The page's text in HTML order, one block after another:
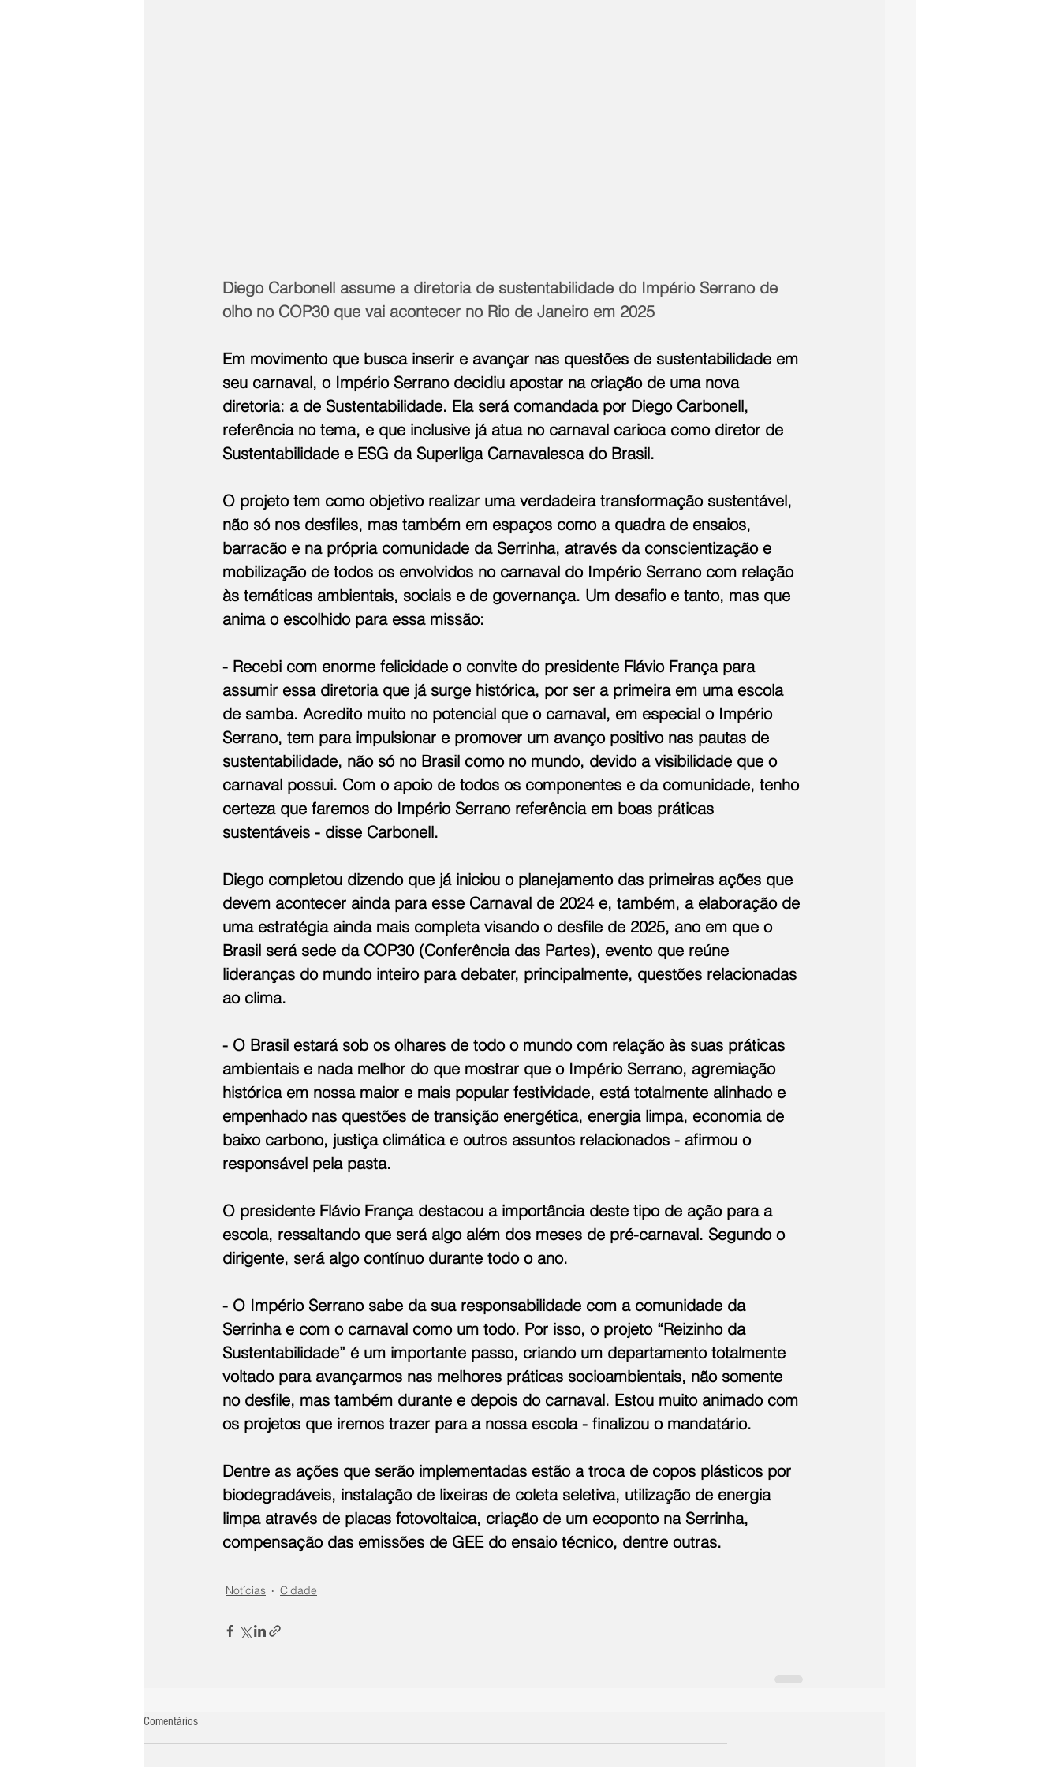
Diego Carbonell assume a diretoria de sustentabilidade do Império Serrano de
olho no COP30 que vai acontecer no Rio de Janeiro em 2025
Em movimento que busca inserir e avançar nas questões de sustentabilidade em
seu carnaval, o Império Serrano decidiu apostar na criação de uma nova
diretoria: a de Sustentabilidade. Ela será comandada por Diego Carbonell,
referência no tema, e que inclusive já atua no carnaval carioca como diretor de
Sustentabilidade e ESG da Superliga Carnavalesca do Brasil.
O projeto tem como objetivo realizar uma verdadeira transformação sustentável,
não só nos desfiles, mas também em espaços como a quadra de ensaios,
barracão e na própria comunidade da Serrinha, através da conscientização e
mobilização de todos os envolvidos no carnaval do Império Serrano com relação
às temáticas ambientais, sociais e de governança. Um desafio e tanto, mas que
anima o escolhido para essa missão:
- Recebi com enorme felicidade o convite do presidente Flávio França para
assumir essa diretoria que já surge histórica, por ser a primeira em uma escola
de samba. Acredito muito no potencial que o carnaval, em especial o Império
Serrano, tem para impulsionar e promover um avanço positivo nas pautas de
sustentabilidade, não só no Brasil como no mundo, devido a visibilidade que o
carnaval possui. Com o apoio de todos os componentes e da comunidade, tenho
certeza que faremos do Império Serrano referência em boas práticas
sustentáveis - disse Carbonell.
Diego completou dizendo que já iniciou o planejamento das primeiras ações que
devem acontecer ainda para esse Carnaval de 2024 e, também, a elaboração de
uma estratégia ainda mais completa visando o desfile de 2025, ano em que o
Brasil será sede da COP30 (Conferência das Partes), evento que reúne
lideranças do mundo inteiro para debater, principalmente, questões relacionadas
ao clima.
- O Brasil estará sob os olhares de todo o mundo com relação às suas práticas
ambientais e nada melhor do que mostrar que o Império Serrano, agremiação
histórica em nossa maior e mais popular festividade, está totalmente alinhado e
empenhado nas questões de transição energética, energia limpa, economia de
baixo carbono, justiça climática e outros assuntos relacionados - afirmou o
responsável pela pasta.
O presidente Flávio França destacou a importância deste tipo de ação para a
escola, ressaltando que será algo além dos meses de pré-carnaval. Segundo o
dirigente, será algo contínuo durante todo o ano.
- O Império Serrano sabe da sua responsabilidade com a comunidade da
Serrinha e com o carnaval como um todo. Por isso, o projeto “Reizinho da
Sustentabilidade” é um importante passo, criando um departamento totalmente
voltado para avançarmos nas melhores práticas socioambientais, não somente
no desfile, mas também durante e depois do carnaval. Estou muito animado com
os projetos que iremos trazer para a nossa escola - finalizou o mandatário.
Dentre as ações que serão implementadas estão a troca de copos plásticos por
biodegradáveis, instalação de lixeiras de coleta seletiva, utilização de energia
limpa através de placas fotovoltaica, criação de um ecoponto na Serrinha,
compensação das emissões de GEE do ensaio técnico, dentre outras.
Notícias Cidade
Comentários